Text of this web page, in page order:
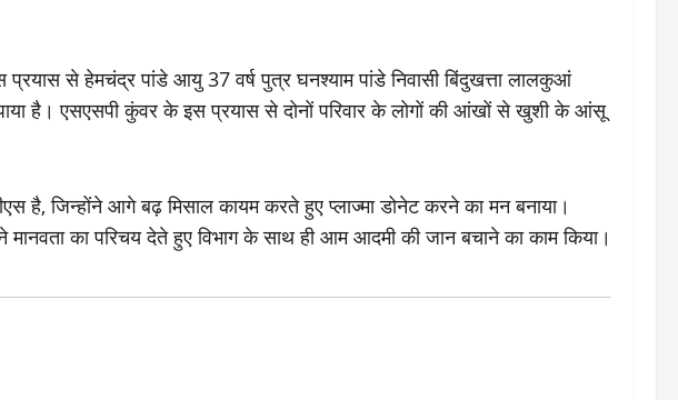
से हेमचंद्र पांडे आयु 37 वर्ष पुत्र घनश्याम पांडे निवासी बिंदुखत्ता लालकुआं
पाया है। एसएसपी कुंवर के इस प्रयास से दोनों परिवार के लोगों की आंखों से खुशी के आंसू
है, जिन्होंने आगे बढ़ मिसाल कायम करते हुए प्लाज्मा डोनेट करने का मन बनाया।
का परिचय देते हुए विभाग के साथ ही आम आदमी की जान बचाने का काम किया।